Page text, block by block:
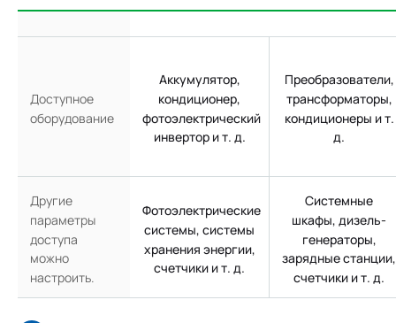
Доступное
оборудование
Аккумулятор,
кондиционер,
фотоэлектрический
инвертор и т. д.
Преобразователи,
трансформаторы,
кондиционеры и т.
д.
Другие
параметры
доступа
можно
настроить.
Фотоэлектрические
системы, системы
хранения энергии,
счетчики и т. д.
Системные
шкафы, дизель-
генераторы,
зарядные станции,
счетчики и т. д.